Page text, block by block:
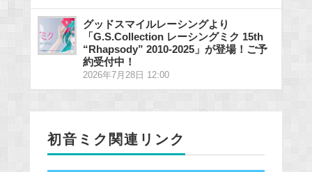
グッドスマイルレーシングより
「G.S.Collection レーシングミク 15th
“Rhapsody” 2010-2025」が登場！ご予
約受付中！
2026年7月28日 12:00
初音ミク関連リンク